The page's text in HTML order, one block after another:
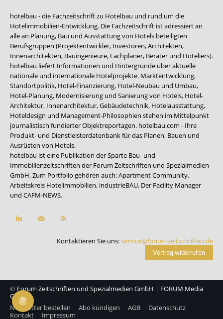
hotelbau - die Fachzeitschrift zu Hotelbau und rund um die
Hotelimmobilien-Entwicklung. Die Fachzeitschrift ist adressiert an
alle an Planung, Bau und Ausstattung von Hotels beteiligten
Berufsgruppen (Projektentwickler, Investoren, Architekten,
Innenarchitekten, Bauingenieure, Fachplaner, Berater und Hoteliers).
hotelbau liefert Informationen und Hintergründe über aktuelle
nationale und internationale Hotelprojekte. Marktentwicklung,
Standortpolitik, Hotel-Finanzierung, Hotel-Neubau und Umbau,
Hotel-Planung, Modernisierung und Sanierung von Hotels, Hotel-
Architektur, Innenarchitektur, Gebäudetechnik, Hotelausstattung,
Hoteldesign und Management-Philosophien stehen im Mittelpunkt
journalistisch fundierter Objektreportagen. hotelbau.com - Ihre
Produkt- und Dienstleisterdatenbank für das Planen, Bauen und
Ausrüsten von Hotels.
hotelbau ist eine Publikation der Sparte Bau- und
Immobilienzeitschriften der Forum Zeitschriften und Spezialmedien
GmbH. Zum Portfolio gehören auch:Apartment Community,
Arbeitskreis Hotelimmobilien, industrieBAU, Der Facility Manager
und CAFM-NEWS.
Kontaktieren Sie uns:service@forum-zeitschriften.de
Vertrag widerrufen
© Forum Zeitschriften und Spezialmedien GmbH | FORUM Media
Group
Newsletter bestellen
Abo kündigen AGB
Datenschutz
Kontakt
Impressum